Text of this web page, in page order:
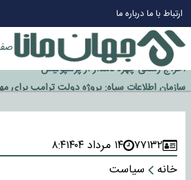
ارتباط با مادرباره ما
چرا طلا دوباره افزایشی شد؟
گزینه جدایی اوسمار روی میز مدیران پرسپولیس
آیا رئیس جمهور آمریکا قانون را دور می‌زند؟
اخراج رسمی چهره نامدار از پرسپولیس
سازمان اطلاعات سپاه: پروژه دولت ترامپ
۷۷۱۳۲ ۱۴ مرداد ۱۴۰۴
۸:۴
خانه
سیاست